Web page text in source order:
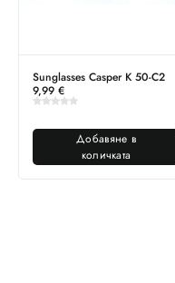
Sunglasses Casper K 50-C2
9,99 €
Добавяне в
количката